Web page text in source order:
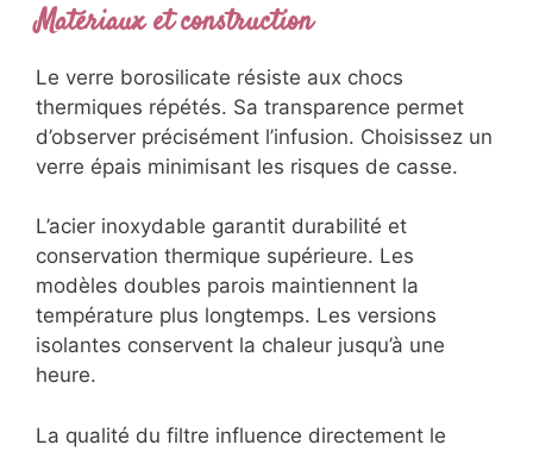
Matériaux et construction
Le verre borosilicate résiste aux chocs
thermiques répétés. Sa transparence permet
d’observer précisément l’infusion. Choisissez un
verre épais minimisant les risques de casse.
L’acier inoxydable garantit durabilité et
conservation thermique supérieure. Les
modèles doubles parois maintiennent la
température plus longtemps. Les versions
isolantes conservent la chaleur jusqu’à une
heure.
La qualité du filtre influence directement le